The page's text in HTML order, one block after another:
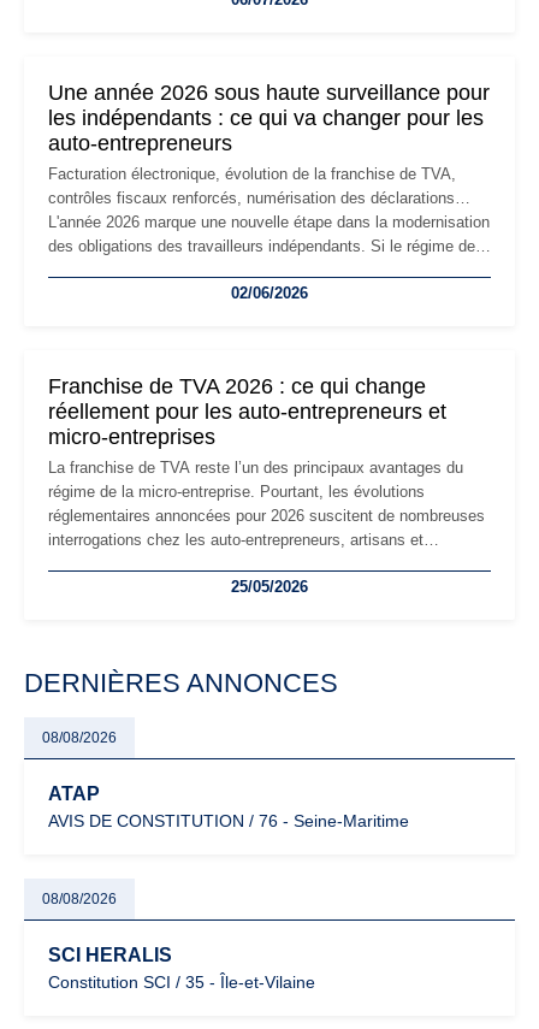
Une année 2026 sous haute surveillance pour
les indépendants : ce qui va changer pour les
auto-entrepreneurs
Facturation électronique, évolution de la franchise de TVA,
contrôles fiscaux renforcés, numérisation des déclarations…
L'année 2026 marque une nouvelle étape dans la modernisation
des obligations des travailleurs indépendants. Si le régime de
les auto-entrepreneurs devront s'adapter à un environnement
02/06/2026
Franchise de TVA 2026 : ce qui change
réellement pour les auto-entrepreneurs et
micro-entreprises
La franchise de TVA reste l’un des principaux avantages du
régime de la micro-entreprise. Pourtant, les évolutions
réglementaires annoncées pour 2026 suscitent de nombreuses
interrogations chez les auto-entrepreneurs, artisans et
facturation ou risque de bascule vers la TVA : les règles
25/05/2026
DERNIÈRES ANNONCES
08/08/2026
ATAP
AVIS DE CONSTITUTION / 76 - Seine-Maritime
08/08/2026
SCI HERALIS
Constitution SCI / 35 - Île-et-Vilaine